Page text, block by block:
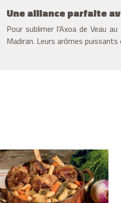
Une alliance parfaite
Pour sublimer l'Axoa de Veau
Madiran. Leurs arômes